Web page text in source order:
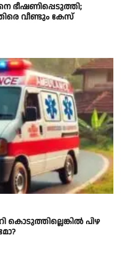
ഭീഷണിപ്പെടുത്തി;
വീണ്ടും കേസ്
പിഴ